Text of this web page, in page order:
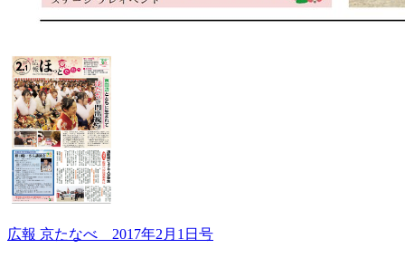
広報 京たなべ 2017年2月1日号